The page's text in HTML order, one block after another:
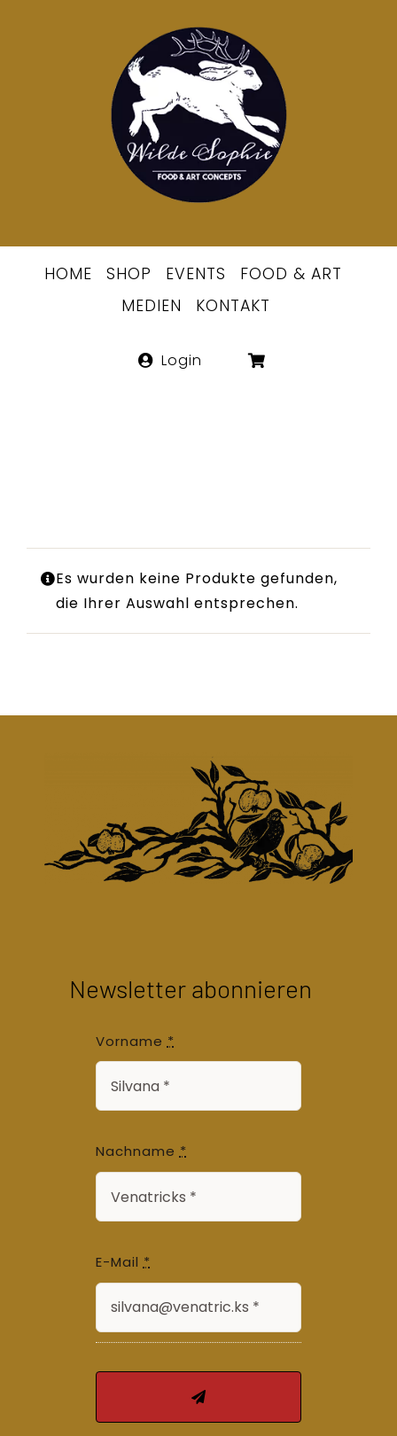
Berlins
erste
HOME SHOP EVENTS
FOOD & ART
MEDIEN
KONTAKT
Login
Es wurden keine Produkte gefunden,
die Ihrer Auswahl entsprechen.
Newsletter abonnieren
Vorname *
Nachname*
E-Mail *